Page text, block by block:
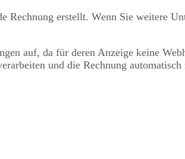
Rechnung erstellt. Wenn Sie weitere
auf, da für deren Anzeige keine
und die Rechnung automatisch